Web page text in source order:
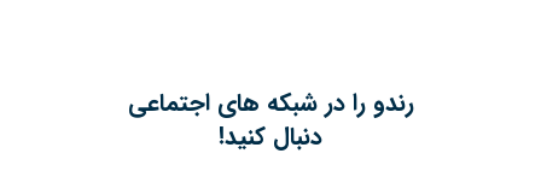
رندو را در شبکه های اجتماعی
دنبال کنید!